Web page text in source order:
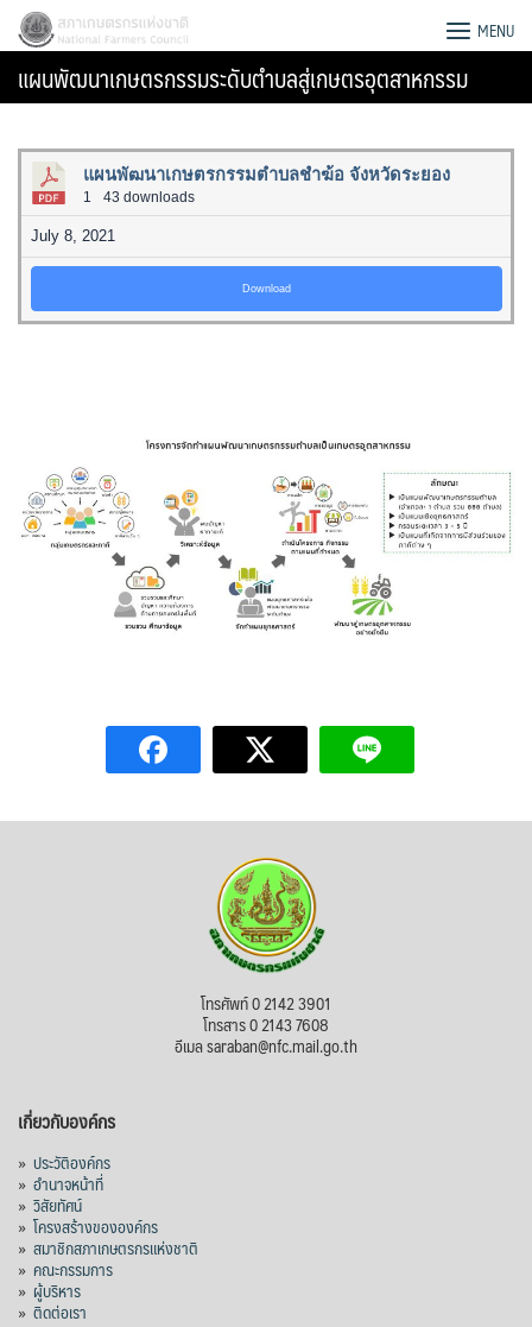
Skip
content
Search
for:
สภาเกษตรกรแห่งชาติ MENU
แผนพัฒนาเกษตรกรรมระดับตำบลสู่เกษตรอุตสาหกรรม
แผนพัฒนาเกษตรกรรมตำบลชำฆ้อ จังหวัดระยอง
1 43 downloads
July 8, 2021
Download
โทรศัพท์ 0 2142 3901
โทรสาร 0 2143 7608
อีเมล saraban@nfc.mail.go.th
เกี่ยวกับองค์กร
» ประวัติองค์กร
» อำนาจหน้าที่
» วิสัยทัศน์
» โครงสร้างขององค์กร
» สมาชิกสภาเกษตรกรแห่งชาติ
» คณะกรรมการ
» ผู้บริหาร
» ติดต่อเรา